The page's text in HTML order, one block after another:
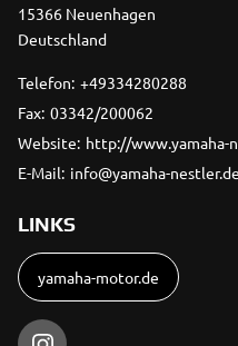
15366 Neuenhagen
Deutschland
Telefon: +49334280288
Fax: 03342/200062
Website: http://www.yamaha-
E-Mail: info@yamaha-nestler.de
LINKS
yamaha-motor.de